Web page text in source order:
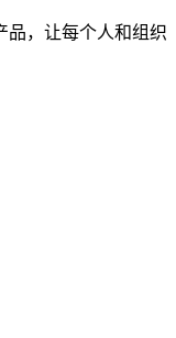
品，让每个人和组织